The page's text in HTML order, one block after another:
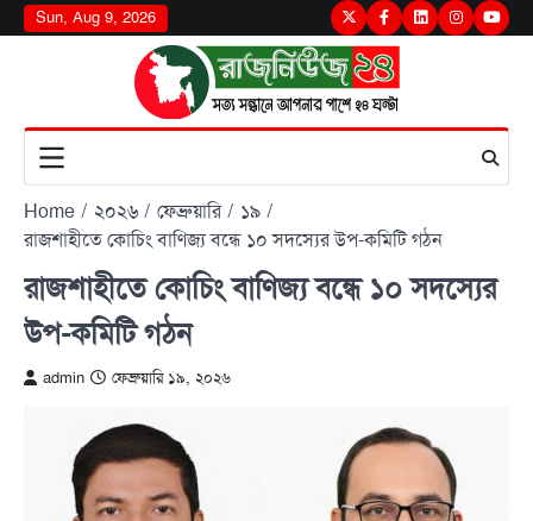
Skip
to
Sun, Aug 9, 2026 TwitterFacebook
LinkedInInstagram
Home ২০২৬ ফেব্রুয়ারি
১৯
রাজশাহীতে কোচিং বাণিজ্য বন্ধে ১০ সদস্যের উপ-কমিটি গঠন
রাজশাহীতে কোচিং বাণিজ্য বন্ধে ১০ সদস্যের
উপ-কমিটি গঠন
admin ফেব্রুয়ারি ১৯, ২০২৬